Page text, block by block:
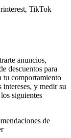
TikTok
anuncios,
descuentos para
tu comportamiento
intereses, y medir su
siguientes
de